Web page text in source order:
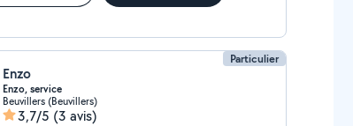
Particulier
Enzo
Enzo, service
Beuvillers (Beuvillers)
3,7/5 (3 avis)